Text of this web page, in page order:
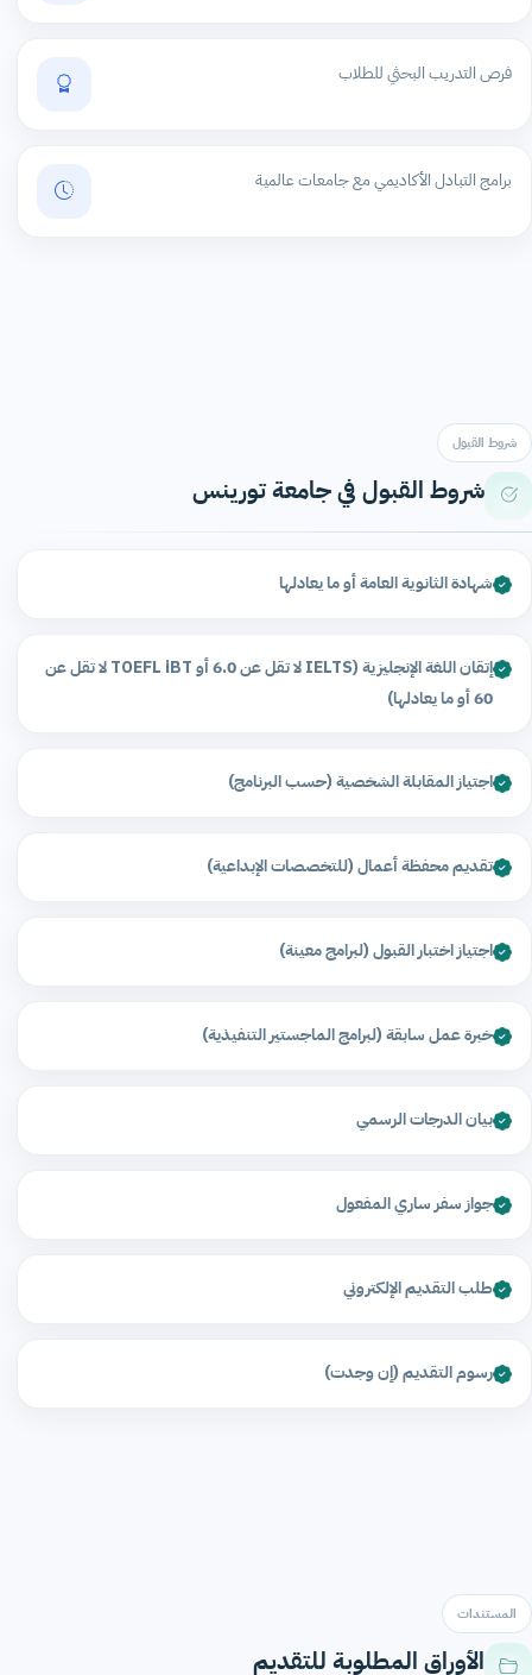
فرص التدريب البحثي للطلاب
برامج التبادل الأكاديمي مع جامعات عالمية
شروط القبول
شروط القبول في جامعة تورينس
شهادة الثانوية العامة أو ما يعادلها
إتقان اللغة الإنجليزية (IELTS لا تقل عن 6.0 أو TOEFL iBT لا تقل عن
60 أو ما يعادلها)
اجتياز المقابلة الشخصية (حسب البرنامج)
تقديم محفظة أعمال (للتخصصات الإبداعية)
اجتياز اختبار القبول (لبرامج معينة)
خبرة عمل سابقة (لبرامج الماجستير التنفيذية)
بيان الدرجات الرسمي
جواز سفر ساري المفعول
طلب التقديم الإلكتروني
رسوم التقديم (إن وجدت)
المستندات
الأوراق المطلوبة للتقديم